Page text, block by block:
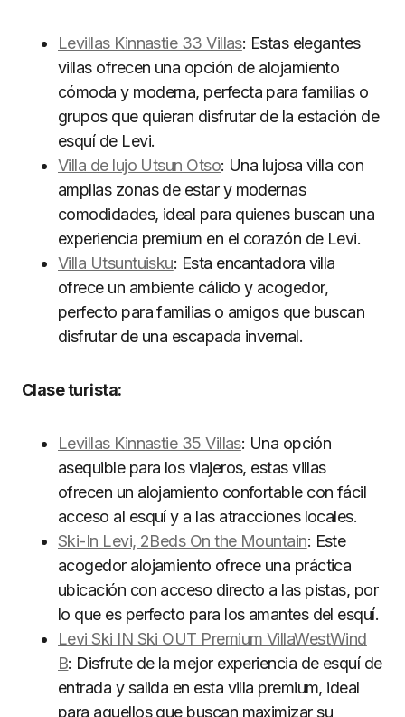
Levillas Kinnastie 33 Villas: Estas elegantes
villas ofrecen una opción de alojamiento
cómoda y moderna, perfecta para familias o
grupos que quieran disfrutar de la estación de
esquí de Levi.
Villa de lujo Utsun Otso: Una lujosa villa con
amplias zonas de estar y modernas
comodidades, ideal para quienes buscan una
experiencia premium en el corazón de Levi.
Villa Utsuntuisku: Esta encantadora villa
ofrece un ambiente cálido y acogedor,
perfecto para familias o amigos que buscan
disfrutar de una escapada invernal.
Clase turista:
Levillas Kinnastie 35 Villas: Una opción
asequible para los viajeros, estas villas
ofrecen un alojamiento confortable con fácil
acceso al esquí y a las atracciones locales.
Ski-In Levi, 2Beds On the Mountain: Este
acogedor alojamiento ofrece una práctica
ubicación con acceso directo a las pistas, por
lo que es perfecto para los amantes del esquí.
Levi Ski IN Ski OUT Premium VillaWestWind
B: Disfrute de la mejor experiencia de esquí de
entrada y salida en esta villa premium, ideal
para aquellos que buscan maximizar su